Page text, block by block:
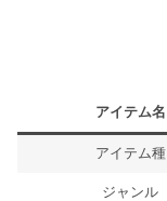
アイテム名
アイテム種
ジャンル